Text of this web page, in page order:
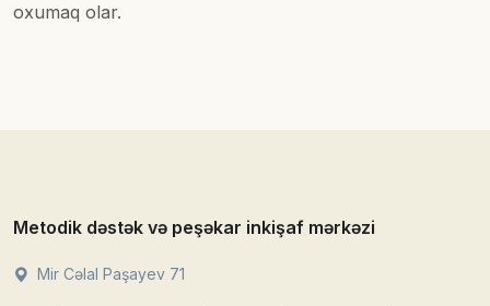
oxumaq olar.
Metodik dəstək və peşəkar inkişaf mərkəzi
Mir Cəlal Paşayev 71